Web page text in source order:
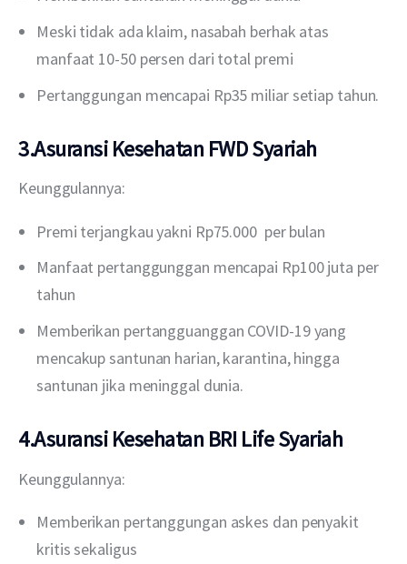
Meski tidak ada klaim, nasabah berhak atas
manfaat 10-50 persen dari total premi
Pertanggungan mencapai Rp35 miliar setiap tahun.
3.Asuransi Kesehatan FWD Syariah
Keunggulannya:
Premi terjangkau yakni Rp75.000 per bulan
Manfaat pertanggunggan mencapai Rp100 juta per
tahun
Memberikan pertangguanggan COVID-19 yang
mencakup santunan harian, karantina, hingga
santunan jika meninggal dunia.
4.Asuransi Kesehatan BRI Life Syariah
Keunggulannya:
Memberikan pertanggungan askes dan penyakit
kritis sekaligus